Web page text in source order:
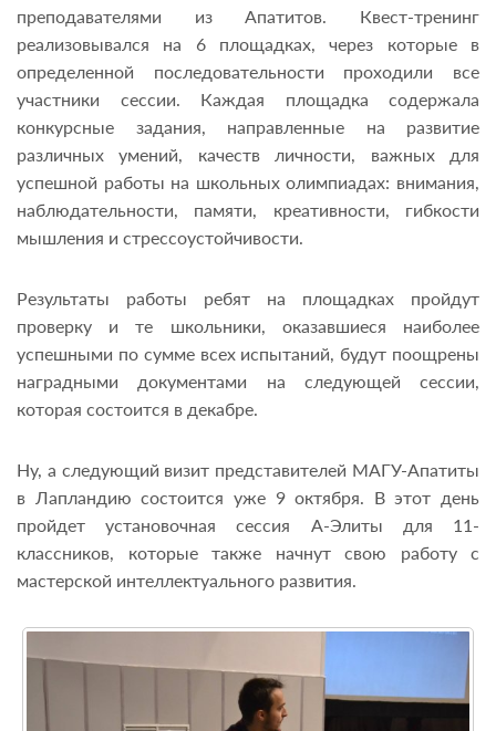
преподавателями из Апатитов. Квест-тренинг
реализовывался на 6 площадках, через которые в
определенной последовательности проходили все
участники сессии. Каждая площадка содержала
конкурсные задания, направленные на развитие
различных умений, качеств личности, важных для
успешной работы на школьных олимпиадах: внимания,
наблюдательности, памяти, креативности, гибкости
мышления и стрессоустойчивости.
Результаты работы ребят на площадках пройдут
проверку и те школьники, оказавшиеся наиболее
успешными по сумме всех испытаний, будут поощрены
наградными документами на следующей сессии,
которая состоится в декабре.
Ну, а следующий визит представителей МАГУ-Апатиты
в Лапландию состоится уже 9 октября. В этот день
пройдет установочная сессия А-Элиты для 11-
классников, которые также начнут свою работу с
мастерской интеллектуального развития.